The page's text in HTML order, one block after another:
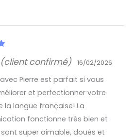
(client confirmé) 16/02/2026
Pierre est parfait si vous
et perfectionner votre
la langue française! La
fonctionne très bien et
super aimable, doués et